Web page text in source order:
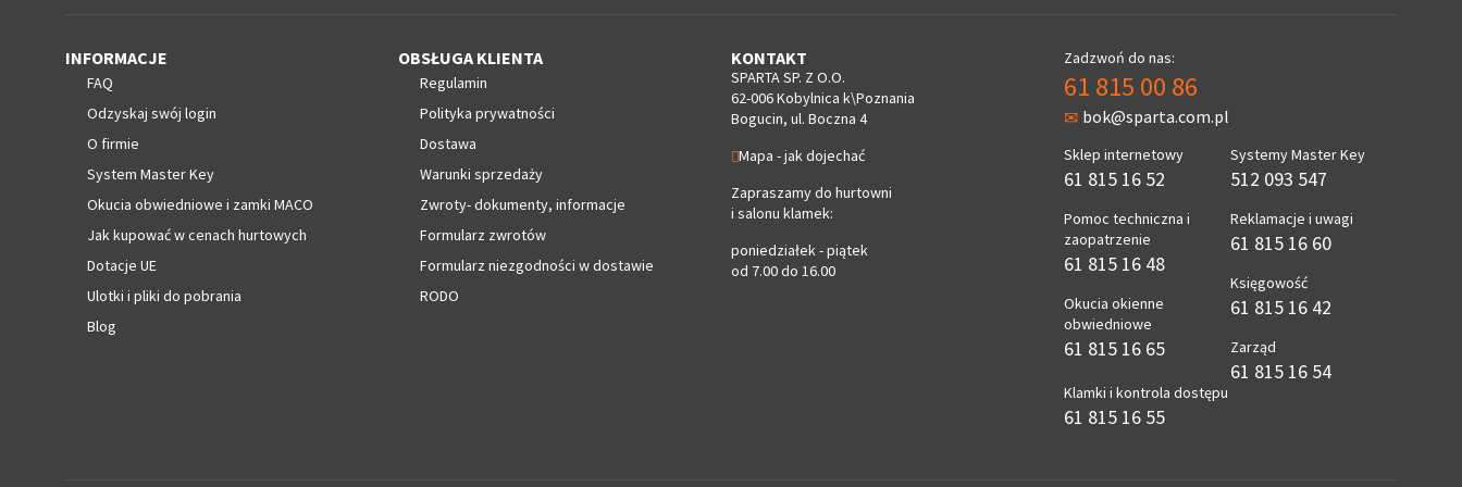
INFORMACJE
FAQ
Odzyskaj swój login
O firmie
System Master Key
Okucia obwiedniowe i zamki MACO
Jak kupować w cenach hurtowych
Dotacje UE
Ulotki i pliki do pobrania
Blog
OBSŁUGA KLIENTA
Regulamin
Polityka prywatności
Dostawa
Warunki sprzedaży
Zwroty- dokumenty, informacje
Formularz zwrotów
Formularz niezgodności w dostawie
RODO
KONTAKT
SPARTA SP. Z O.O.
62-006 Kobylnica k\Poznania
Bogucin, ul. Boczna 4
Mapa - jak dojechać
Zapraszamy do hurtowni
i salonu klamek:
poniedziałek - piątek
od 7.00 do 16.00
Zadzwoń do nas:
61 815 00 86
bok@sparta.com.pl
Sklep internetowy
61 815 16 52
Pomoc techniczna i
zaopatrzenie
61 815 16 48
Okucia okienne
obwiedniowe
61 815 16 65
Klamki i kontrola dostępu
61 815 16 55
Systemy Master Key
512 093 547
Reklamacje i uwagi
61 815 16 60
Księgowość
61 815 16 42
Zarząd
61 815 16 54